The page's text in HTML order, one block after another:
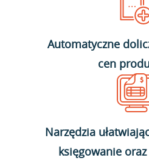
Automatyczne
cen
Narzędzia
księgowanie